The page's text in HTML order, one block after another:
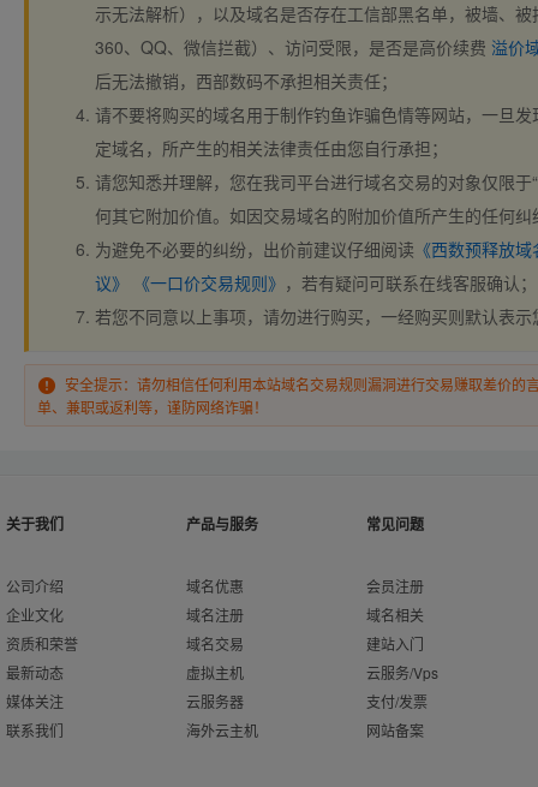
示无法解析），以及域名是否存在工信部黑名单，被墙、
360、QQ、微信拦截）、访问受限，是否是高价续费 溢价
后无法撤销，西部数码不承担相关责任；
请不要将购买的域名用于制作钓鱼诈骗色情等网站，一旦
定域名，所产生的相关法律责任由您自行承担；
请您知悉并理解，您在我司平台进行域名交易的对象仅限于
何其它附加价值。如因交易域名的附加价值所产生的任何
为避免不必要的纠纷，出价前建议仔细阅读 《西数预释放
议》
《一口价交易规则》 ，若有疑问可联系在线客服确认；
若您不同意以上事项，请勿进行购买，一经购买则默认表
安全提示：请勿相信任何利用本站域名交易规则漏洞进行交易赚取差价的
单、兼职或返利等，谨防网络诈骗！
关于我们
公司介绍
企业文化
资质和荣誉
最新动态
媒体关注
联系我们
产品与服务
域名优惠
域名注册
域名交易
虚拟主机
云服务器
海外云主机
常见问题
会员注册
域名相关
建站入门
云服务/Vps
支付/发票
网站备案